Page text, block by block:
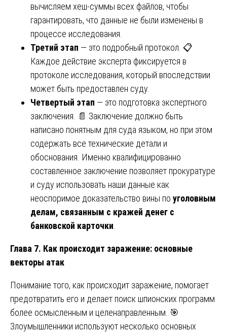
вычисляем хеш-суммы всех файлов, чтобы
гарантировать, что данные не были изменены в
процессе исследования.
Третий этап — это подробный протокол. 📋
Каждое действие эксперта фиксируется в
протоколе исследования, который впоследствии
может быть предоставлен суду.
Четвертый этап — это подготовка экспертного
заключения. 📄 Заключение должно быть
написано понятным для суда языком, но при этом
содержать все технические детали и
обоснования. Именно квалифицированно
составленное заключение позволяет прокуратуре
и суду использовать наши данные как
неоспоримое доказательство вины по уголовным
делам, связанным с кражей денег с
банковской карточки
Глава 7. Как происходит заражение: основные
векторы атак
Понимание того, как происходит заражение, помогает
предотвратить его и делает поиск шпионских программ
более осмысленным и целенаправленным. 🎯
Злоумышленники используют несколько основных